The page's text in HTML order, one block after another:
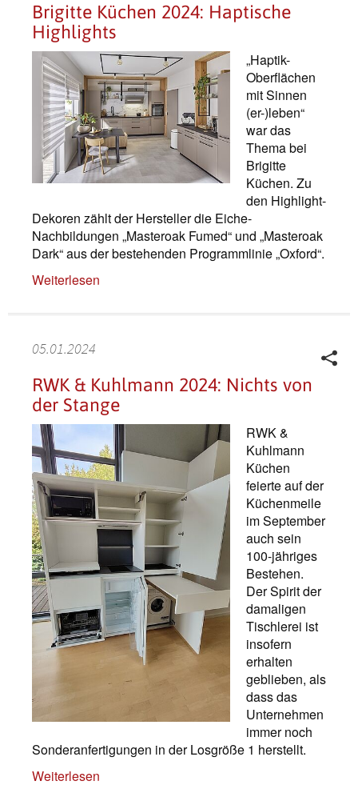
Brigitte Küchen 2024: Haptische
Highlights
„Haptik-
Oberflächen
mit Sinnen
(er-)leben“
war das
Thema bei
Brigitte
Küchen. Zu
den Highlight-
Dekoren zählt der Hersteller die Eiche-
Nachbildungen „Masteroak Fumed“ und „Masteroak
Dark“ aus der bestehenden Programmlinie „Oxford“.
Weiterlesen
05.01.2024
RWK & Kuhlmann 2024: Nichts von
der Stange
RWK &
Kuhlmann
Küchen
feierte auf der
Küchenmeile
im September
auch sein
100-jähriges
Bestehen.
Der Spirit der
damaligen
Tischlerei ist
insofern
erhalten
geblieben, als
dass das
Unternehmen
immer noch
Sonderanfertigungen in der Losgröße 1 herstellt.
Weiterlesen